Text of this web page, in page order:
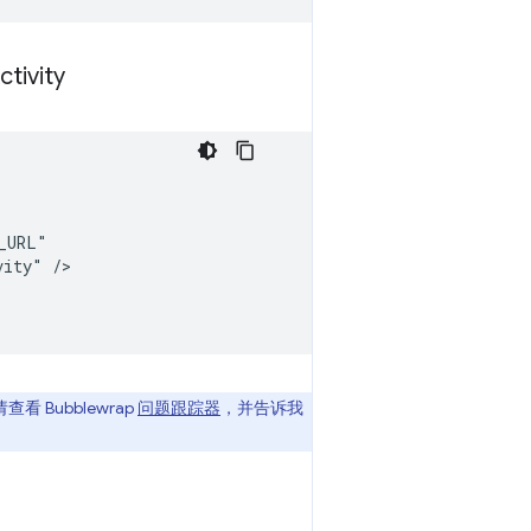
查看 Bubblewrap 问题跟踪器 ，并告诉我